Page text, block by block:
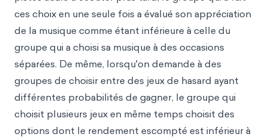
ces choix en une seule fois a évalué son appréciation
de la musique comme étant inférieure à celle du
groupe qui a choisi sa musique à des occasions
séparées. De même, lorsqu'on demande à des
groupes de choisir entre des jeux de hasard ayant
différentes probabilités de gagner, le groupe qui
choisit plusieurs jeux en même temps choisit des
options dont le rendement escompté est inférieur à